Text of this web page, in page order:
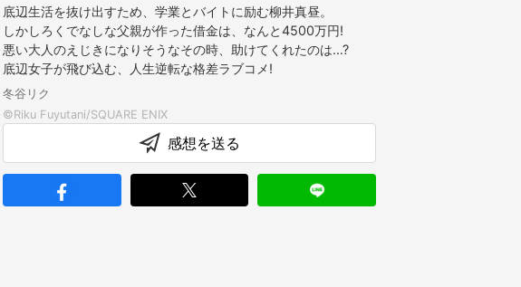
底辺生活を抜け出すため、学業とバイトに励む柳井真昼。
しかしろくでなしな父親が作った借金は、なんと4500万円!
悪い大人のえじきになりそうなその時、助けてくれたのは…?
底辺女子が飛び込む、人生逆転な格差ラブコメ!
冬谷リク
感想を送る